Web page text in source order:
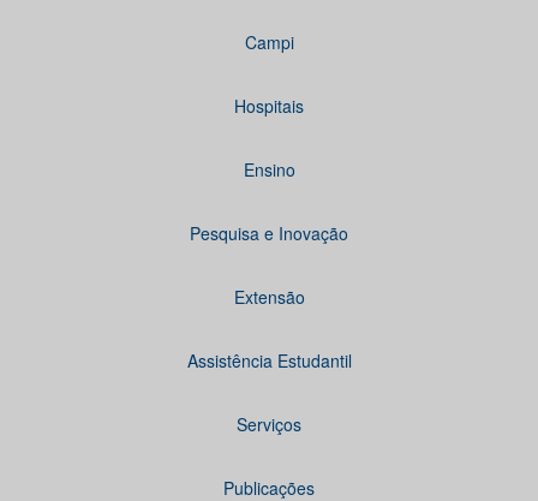
Campi
Hospitais
Ensino
Pesquisa e Inovação
Extensão
Assistência Estudantil
Serviços
Publicações